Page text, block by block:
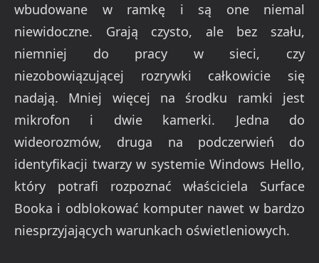
wbudowane w ramkę i są one niemal
niewidoczne. Grają czysto, ale bez szału,
niemniej do pracy w sieci, czy
niezobowiązującej rozrywki całkowicie się
nadają. Mniej więcej na środku ramki jest
mikrofon i dwie kamerki. Jedna do
wideorozmów, druga na podczerwień do
identyfikacji twarzy w systemie Windows Hello,
który potrafi rozpoznać właściciela Surface
Booka i odblokować komputer nawet w bardzo
niesprzyjających warunkach oświetleniowych.